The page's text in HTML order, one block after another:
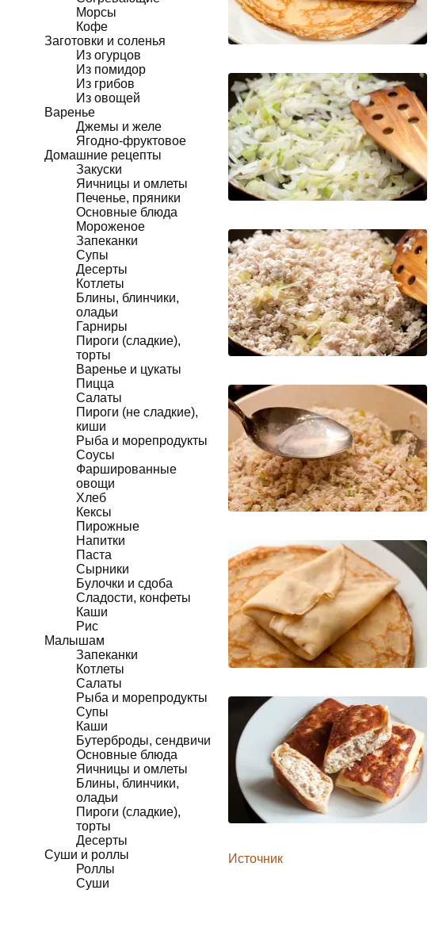
Морсы
Кофе
Заготовки и соленья
Из огурцов
Из помидор
Из грибов
Из овощей
Варенье
Джемы и желе
Ягодно-фруктовое
Домашние рецепты
Закуски
Яичницы и омлеты
Печенье, пряники
Основные блюда
Мороженое
Запеканки
Супы
Десерты
Котлеты
Блины, блинчики,
оладьи
Гарниры
Пироги (сладкие),
торты
Варенье и цукаты
Пицца
Салаты
Пироги (не сладкие),
киши
Рыба и морепродукты
Соусы
Фаршированные
овощи
Хлеб
Кексы
Пирожные
Напитки
Паста
Сырники
Булочки и сдоба
Сладости, конфеты
Каши
Рис
Малышам
Запеканки
Котлеты
Салаты
Рыба и морепродукты
Супы
Каши
Бутерброды, сендвичи
Основные блюда
Яичницы и омлеты
Блины, блинчики,
оладьи
Пироги (сладкие),
торты
Десерты
Суши и роллы
Роллы
Суши
Источник